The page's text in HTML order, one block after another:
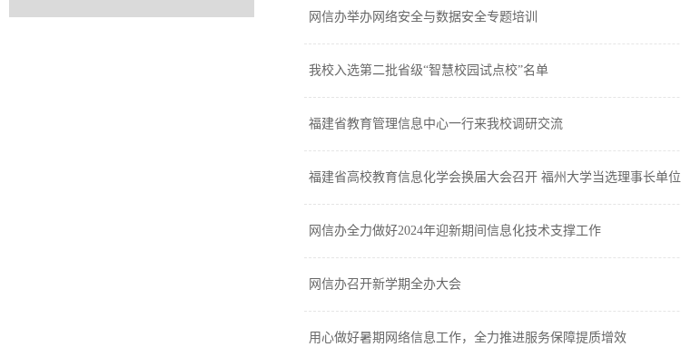
网信办举办网络安全与数据安全专题培训
我校入选第二批省级“智慧校园试点校”名单
福建省教育管理信息中心一行来我校调研交流
福建省高校教育信息化学会换届大会召开 福州大学当选理事长单位
网信办全力做好2024年迎新期间信息化技术支撑工作
网信办召开新学期全办大会
用心做好暑期网络信息工作，全力推进服务保障提质增效